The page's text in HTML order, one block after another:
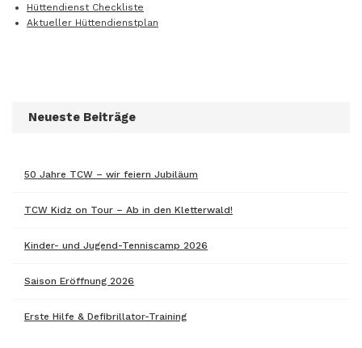
Hüttendienst Checkliste
Aktueller Hüttendienstplan
Neueste Beiträge
50 Jahre TCW – wir feiern Jubiläum
TCW Kidz on Tour – Ab in den Kletterwald!
Kinder- und Jugend-Tenniscamp 2026
Saison Eröffnung 2026
Erste Hilfe & Defibrillator-Training